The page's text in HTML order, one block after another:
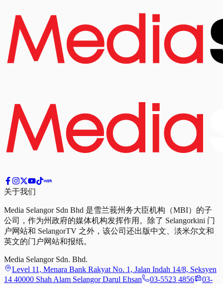
关于我们
Media Selangor Sdn Bhd 是雪兰莪州务大臣机构（MBI）的子
公司，作为州政府的媒体机构发挥作用。除了 Selangorkini 门
户网站和 SelangorTV 之外，该公司还出版中文、淡米尔文和
英文的门户网站和报纸。
Media Selangor Sdn. Bhd.
Level 11, Menara Bank Rakyat No. 1, Jalan Indah 14/8, Seksyen
14 40000 Shah Alam Selangor Darul Ehsan
03-5523 4856
03-